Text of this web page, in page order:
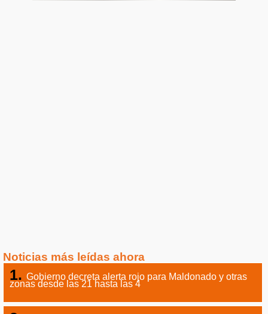
Noticias más leídas ahora
Gobierno decreta alerta rojo para Maldonado y otras
zonas desde las 21 hasta las 4